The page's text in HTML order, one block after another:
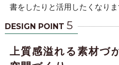
書をしたりと活用したくなりま
DESIGN POINT 5
上質感溢れる素材づ